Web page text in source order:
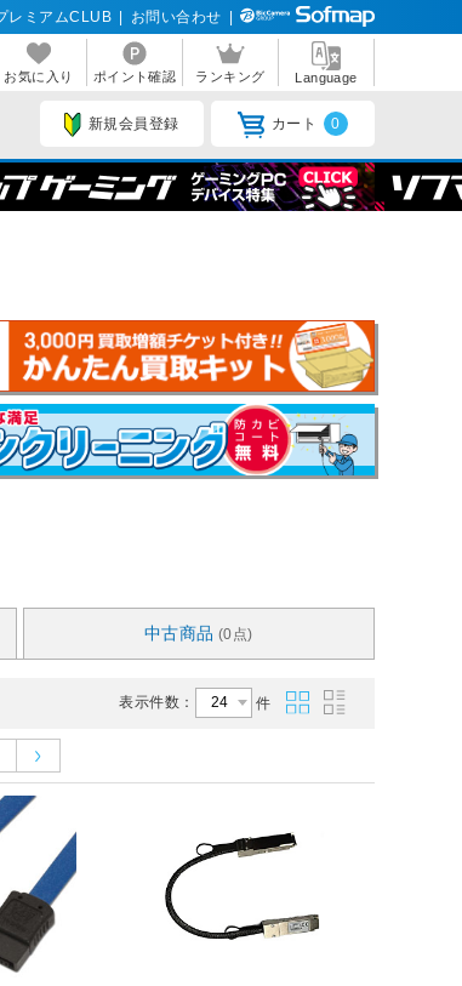
レミアムCLUB お問い合わせ
お気に入り ポイント確認 ランキング Language
新規会員登録 カート 0
中古商品 (0点)
表示件数： 件